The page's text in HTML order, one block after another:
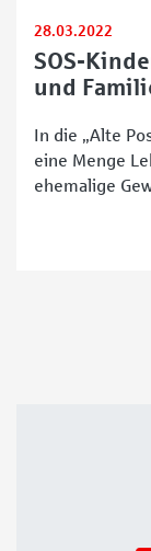
28.03.2022
SOS-
und
In die „Alte
eine Menge
ehemalige